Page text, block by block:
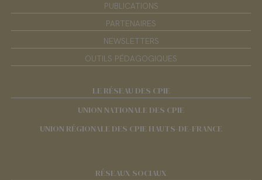
PUBLICATIONS
PARTENAIRES
NEWSLETTERS
OUTILS PÉDAGOGIQUES
LE RÉSEAU DES CPIE
UNION NATIONALE DES CPIE
UNION RÉGIONALE DES CPIE HAUTS-DE-FRANCE
RÉSEAUX SOCIAUX